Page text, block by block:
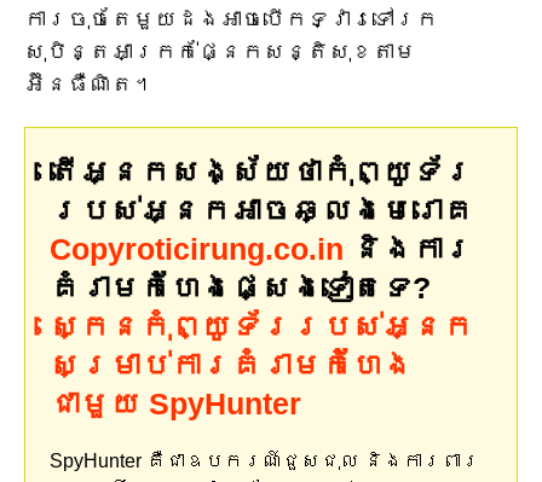
ការចុចតែមួយដងអាចបើកទ្វារទៅរក
សុបិន្តអាក្រក់ផ្នែកសន្តិសុខតាម
អ៊ីនធឺណិត។
តើអ្នកសង្ស័យថាកុំព្យូទ័រ
របស់អ្នកអាចឆ្លងមេរោគ
Copyroticirung.co.in និងការ
គំរាមកំហែងផ្សេងទៀតទេ?
ស្កេនកុំព្យូទ័ររបស់អ្នក
សម្រាប់ការគំរាមកំហែង
ជាមួយ SpyHunter
SpyHunter គឺជាឧបករណ៍ជួសជុល និងការពារ